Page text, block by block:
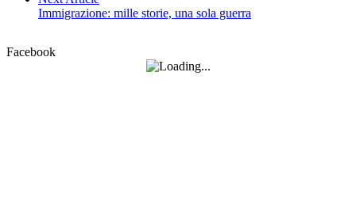
Immigrazione: mille storie, una sola guerra
Facebook